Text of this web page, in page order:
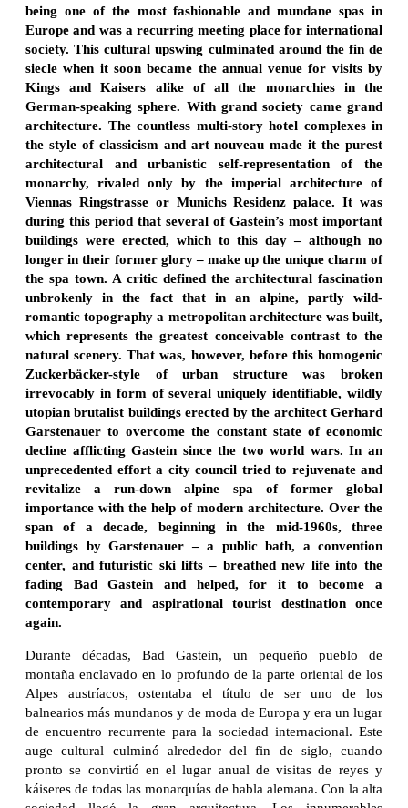
being one of the most fashionable and mundane spas in
Europe and was a recurring meeting place for international
society. This cultural upswing culminated around the fin de
siecle when it soon became the annual venue for visits by
Kings and Kaisers alike of all the monarchies in the
German-speaking sphere. With grand society came grand
architecture. The countless multi-story hotel complexes in
the style of classicism and art nouveau made it the purest
architectural and urbanistic self-representation of the
monarchy, rivaled only by the imperial architecture of
Viennas Ringstrasse or Munichs Residenz palace. It was
during this period that several of Gastein’s most important
buildings were erected, which to this day – although no
longer in their former glory – make up the unique charm of
the spa town. A critic defined the architectural fascination
unbrokenly in the fact that in an alpine, partly wild-
romantic topography a metropolitan architecture was built,
which represents the greatest conceivable contrast to the
natural scenery. That was, however, before this homogenic
Zuckerbäcker-style of urban structure was broken
irrevocably in form of several uniquely identifiable, wildly
utopian brutalist buildings erected by the architect Gerhard
Garstenauer to overcome the constant state of economic
decline afflicting Gastein since the two world wars. In an
unprecedented effort a city council tried to rejuvenate and
revitalize a run-down alpine spa of former global
importance with the help of modern architecture. Over the
span of a decade, beginning in the mid-1960s, three
buildings by Garstenauer – a public bath, a convention
center, and futuristic ski lifts – breathed new life into the
fading Bad Gastein and helped, for it to become a
contemporary and aspirational tourist destination once
again.
Durante décadas, Bad Gastein, un pequeño pueblo de
montaña enclavado en lo profundo de la parte oriental de los
Alpes austríacos, ostentaba el título de ser uno de los
balnearios más mundanos y de moda de Europa y era un lugar
de encuentro recurrente para la sociedad internacional. Este
auge cultural culminó alrededor del fin de siglo, cuando
pronto se convirtió en el lugar anual de visitas de reyes y
káiseres de todas las monarquías de habla alemana. Con la alta